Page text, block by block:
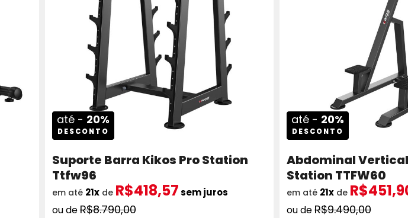
até - 20%
DESCONTO
Suporte Barra Kikos Pro Station
Ttfw96
R$8.790,00
em até 21xde R$418,57sem juros
até - 20%
DESCONTO
Abdominal
Station TTFW60
R$9.490,00
em até 21xde